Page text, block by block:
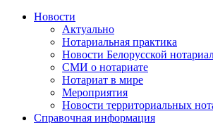
Новости
Актуально
Нотариальная практика
Новости Белорусской
СМИ о нотариате
Нотариат в мире
Мероприятия
Новости территориальных
Справочная информация